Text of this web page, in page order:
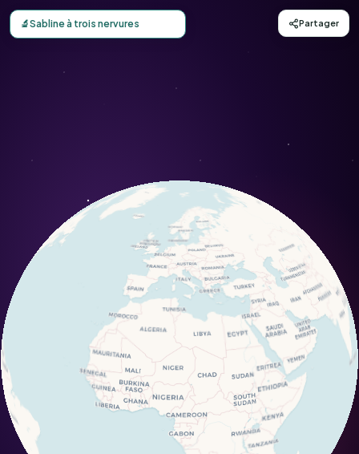
Carte d'observation du Sabline à trois nervures
🔬Sabline à trois nervures Partager